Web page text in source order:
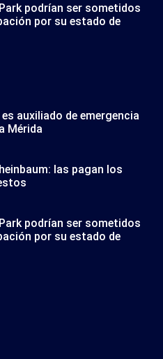
podrían ser sometidos
por su estado de
auxiliado de emergencia
Mérida
las pagan los
podrían ser sometidos
por su estado de